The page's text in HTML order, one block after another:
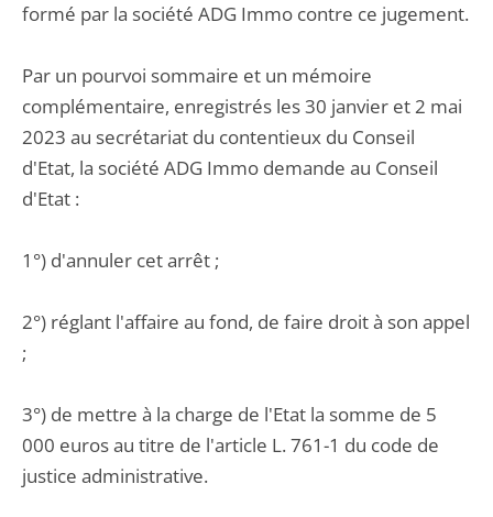
formé par la société ADG Immo contre ce jugement.
Par un pourvoi sommaire et un mémoire
complémentaire, enregistrés les 30 janvier et 2 mai
2023 au secrétariat du contentieux du Conseil
d'Etat, la société ADG Immo demande au Conseil
d'Etat :
1°) d'annuler cet arrêt ;
2°) réglant l'affaire au fond, de faire droit à son appel
;
3°) de mettre à la charge de l'Etat la somme de 5
000 euros au titre de l'article L. 761-1 du code de
justice administrative.